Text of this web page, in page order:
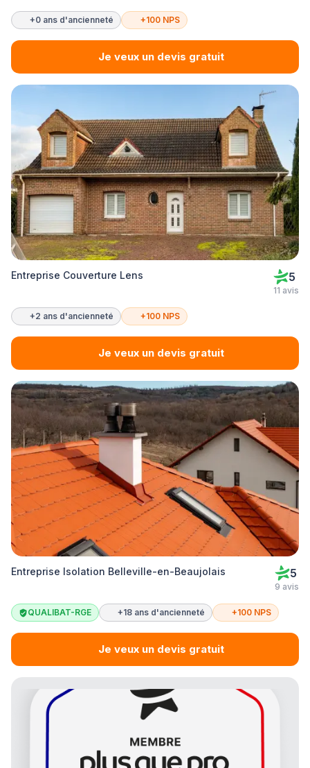
+0 ans d'ancienneté +100 NPS
Je veux un devis gratuit
Entreprise Couverture Lens 5
11 avis
+2 ans d'ancienneté +100 NPS
Je veux un devis gratuit
Entreprise Isolation Belleville-en-Beaujolais 5
9 avis
QUALIBAT-RGE +18 ans d'ancienneté +100 NPS
Je veux un devis gratuit